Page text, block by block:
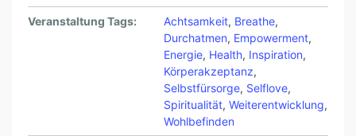
Veranstaltung Tags: Achtsamkeit, Breathe,
Durchatmen, Empowerment,
Energie, Health, Inspiration,
Körperakzeptanz,
Selbstfürsorge, Selflove,
Spiritualität, Weiterentwicklung,
Wohlbefinden